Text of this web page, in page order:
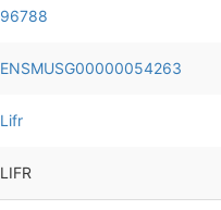
96788
ENSMUSG00000054263
Lifr
LIFR